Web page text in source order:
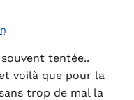
tentée..
voilà que pour la
trop de mal la